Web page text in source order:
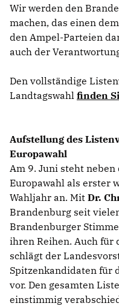
Wir werden den
machen, das einen
den Ampel-Parteien
auch der
Den vollständige
Landtagswahl finden
Aufstellung des
Europawahl
Am 9. Juni steht
Europawahl als erster
Wahljahr an. Mit Dr.
Brandenburg seit
Brandenburger
ihren Reihen. Auch für
schlägt der
Spitzenkandidaten für
vor. Den gesamten
einstimmig